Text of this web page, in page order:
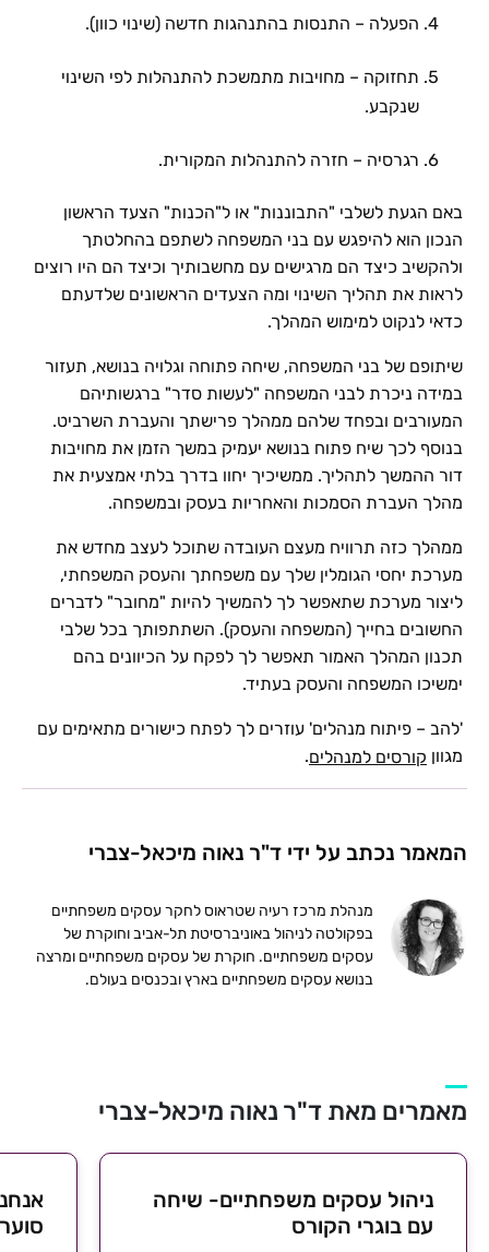
הפעלה – התנסות בהתנהגות חדשה (שינוי כוון).
תחזוקה – מחויבות מתמשכת להתנהלות לפי השינוי
שנקבע.
רגרסיה – חזרה להתנהלות המקורית.
באם הגעת לשלבי "התבוננות" או ל"הכנות" הצעד הראשון
הנכון הוא להיפגש עם בני המשפחה לשתפם בהחלטתך
ולהקשיב כיצד הם מרגישים עם מחשבותיך וכיצד הם היו רוצים
לראות את תהליך השינוי ומה הצעדים הראשונים שלדעתם
כדאי לנקוט למימוש המהלך.
שיתופם של בני המשפחה, שיחה פתוחה וגלויה בנושא, תעזור
במידה ניכרת לבני המשפחה "לעשות סדר" ברגשותיהם
המעורבים ובפחד שלהם ממהלך פרישתך והעברת השרביט.
בנוסף לכך שיח פתוח בנושא יעמיק במשך הזמן את מחויבות
דור ההמשך לתהליך. ממשיכיך יחוו בדרך בלתי אמצעית את
מהלך העברת הסמכות והאחריות בעסק ובמשפחה.
ממהלך כזה תרוויח מעצם העובדה שתוכל לעצב מחדש את
מערכת יחסי הגומלין שלך עם משפחתך והעסק המשפחתי,
ליצור מערכת שתאפשר לך להמשיך להיות "מחובר" לדברים
החשובים בחייך (המשפחה והעסק). השתתפותך בכל שלבי
תכנון המהלך האמור תאפשר לך לפקח על הכיוונים בהם
ימשיכו המשפחה והעסק בעתיד.
'להב – פיתוח מנהלים' עוזרים לך לפתח כישורים מתאימים עם
מגוון קורסים למנהלים.
המאמר נכתב על ידי ד"ר נאוה מיכאל-צברי
מנהלת מרכז רעיה שטראוס לחקר עסקים משפחתיים
בפקולטה לניהול באוניברסיטת תל-אביב וחוקרת של
עסקים משפחתיים. חוקרת של עסקים משפחתיים ומרצה
בנושא עסקים משפחתיים בארץ ובכנסים בעולם.
מאמרים מאת ד"ר נאוה מיכאל-צברי
ניהול עסקים משפחתיים- שיחה
עם בוגרי הקורס
סוער